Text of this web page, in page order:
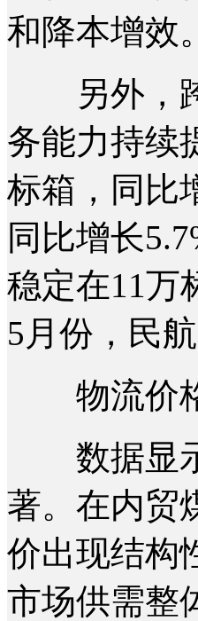
和降本增效。
另外，跨
务能力持续
标箱，同比
同比增长
稳定在11万
5月份，民
物流价格
数据显示
著。在内贸
价出现结构
市场供需整